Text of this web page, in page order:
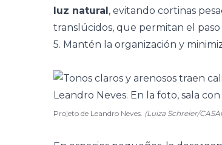
luz natural, evitando cortinas
translúcidos, que permitan el
5. Mantén la organización y
Projeto de Leandro Neves. (Luiza Schreier/